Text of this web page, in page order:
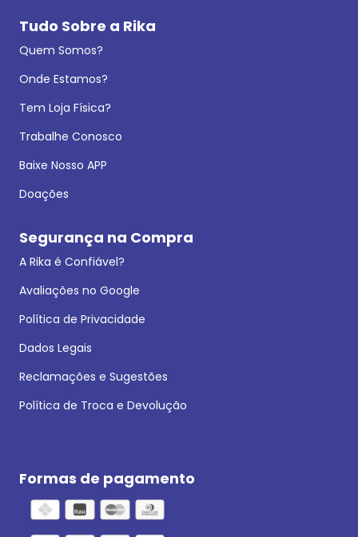
Tudo Sobre a Rika
Quem Somos?
Onde Estamos?
Tem Loja Física?
Trabalhe Conosco
Baixe Nosso APP
Doações
Segurança na Compra
A Rika é Confiável?
Avaliações no Google
Política de Privacidade
Dados Legais
Reclamações e Sugestões
Política de Troca e Devolução
Formas de pagamento